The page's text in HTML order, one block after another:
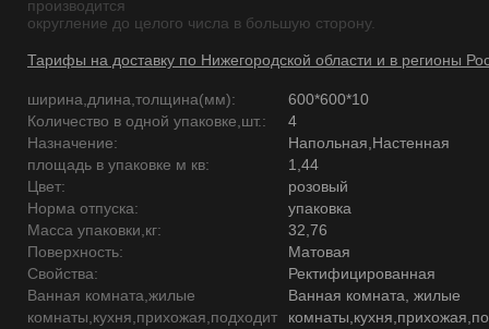
производится
округление до целого числа в большую сторону.
Тарифы на доставку по Нижегородской области и в регионы
ширина,длина,толщина(мм):
600*600*10
Количество в одной упаковке,шт.:
4
Назначение:
Напольная,Настенная
площадь в упаковке м кв:
1,44
Цвет:
розовый
Норма отпуска:
упаковка
Масса упаковки,кг:
32,76
Поверхность:
Матовая
Свойства:
Ректифицированная
Ванная комната,жилые
комнаты,кухня,прихожая,подходит
Ванная комната, жилые